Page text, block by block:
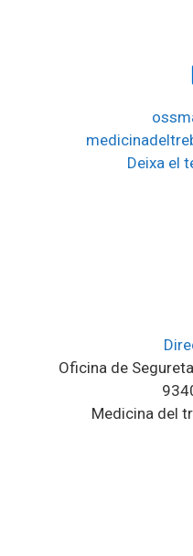
Deixa el
Oficina de
Medicina del